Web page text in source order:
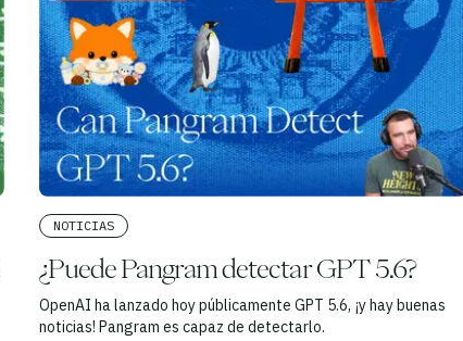
NOTICIAS
¿Puede Pangram detectar GPT 5.6?
OpenAI ha lanzado hoy públicamente GPT 5.6, ¡y hay buenas
noticias! Pangram es capaz de detectarlo.